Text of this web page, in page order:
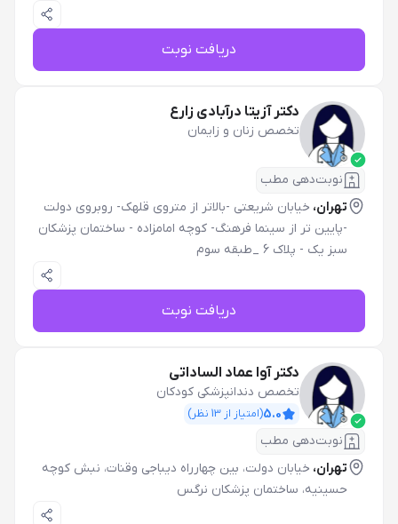
دریافت نوبت
دکتر آزیتا درآبادی زارع
تخصص زنان و زایمان
نوبت‌دهی مطب
تهران، خیابان شریعتی -بالاتر از متروی قلهک- روبروی دولت
-پایین تر از سینما فرهنگ- کوچه امامزاده - ساختمان پزشکان
سبز یک - پلاک 6 _طبقه سوم
دریافت نوبت
دکتر آوا عماد الساداتی
تخصص دندانپزشکی کودکان
5.0(امتیاز از 13 نظر)
نوبت‌دهی مطب
تهران، خیابان دولت، بین چهارراه دیباجی وقنات، نبش کوچه
حسینیه، ساختمان پزشکان نرگس